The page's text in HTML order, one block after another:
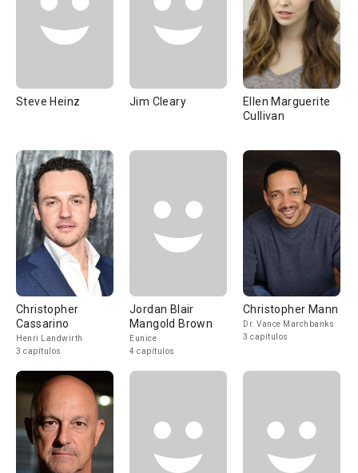
Steve Heinz Jim Cleary
Ellen Marguerite
Cullivan
Christopher
Cassarino
Henri Landwirth
3 capítulos
Jordan Blair
Mangold Brown
Eunice
4 capítulos
Christopher Mann
Dr. Vance Marchbanks
3 capítulos